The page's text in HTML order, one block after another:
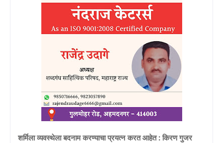
शर्मिला व्यवस्थेला बदनाम करण्याचा प्रयत्न करत आहेत : किरण गुजर